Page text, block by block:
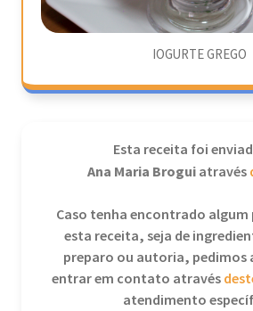
IOGURTE GREGO
Esta receita foi
Ana Maria Broguiatravés
Caso tenha encontrado
esta receita, seja de
preparo ou autoria, pedimos
entrar em contato através
atendimento